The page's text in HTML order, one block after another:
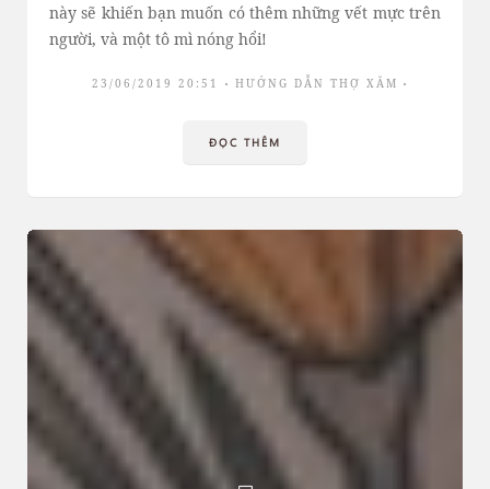
này sẽ khiến bạn muốn có thêm những vết mực trên
người, và một tô mì nóng hổi!
23/06/2019 20:51 HƯỚNG DẪN THỢ XĂM
ĐỌC THÊM